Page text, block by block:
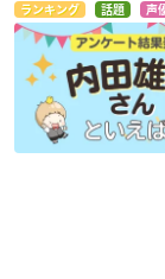
ランキング 話題 声